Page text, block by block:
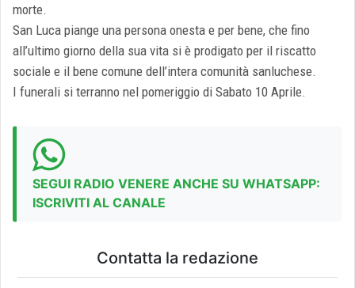
morte.
San Luca piange una persona onesta e per bene, che fino
all’ultimo giorno della sua vita si è prodigato per il riscatto
sociale e il bene comune dell’intera comunità sanluchese.
I funerali si terranno nel pomeriggio di Sabato 10 Aprile.
SEGUI RADIO VENERE ANCHE SU WHATSAPP:
ISCRIVITI AL CANALE
Contatta la redazione